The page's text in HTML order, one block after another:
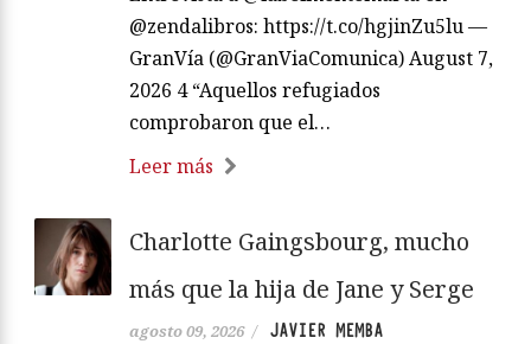
@zendalibros: https://t.co/hgjinZu5lu —
GranVía (@GranViaComunica) August 7,
2026 4 “Aquellos refugiados
comprobaron que el…
Leer más
Charlotte Gaingsbourg, mucho
más que la hija de Jane y Serge
agosto 09, 2026 / JAVIER MEMBA